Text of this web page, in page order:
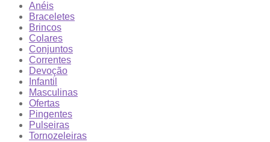
Anéis
Braceletes
Brincos
Colares
Conjuntos
Correntes
Devoção
Infantil
Masculinas
Ofertas
Pingentes
Pulseiras
Tornozeleiras